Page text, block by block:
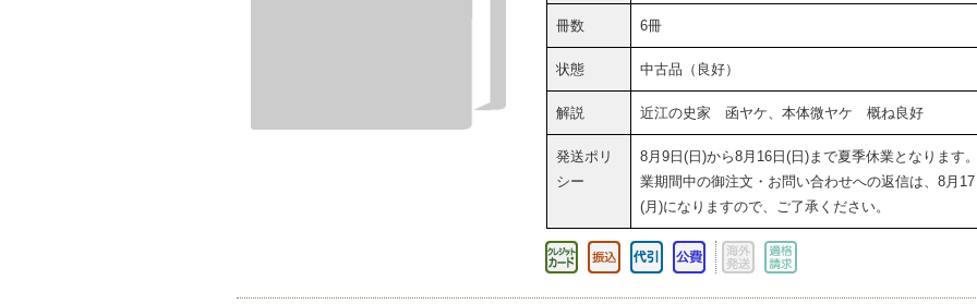
冊数 6冊
状態 中古品（良好）
解説 近江の史家 函ヤケ、本体微ヤケ 概ね良好
発送ポリ
シー
8月9日(日)から8月16日(日)まで夏季休業となります
業期間中の御注文・お問い合わせへの返信は、8月
(月)になりますので、ご了承ください。